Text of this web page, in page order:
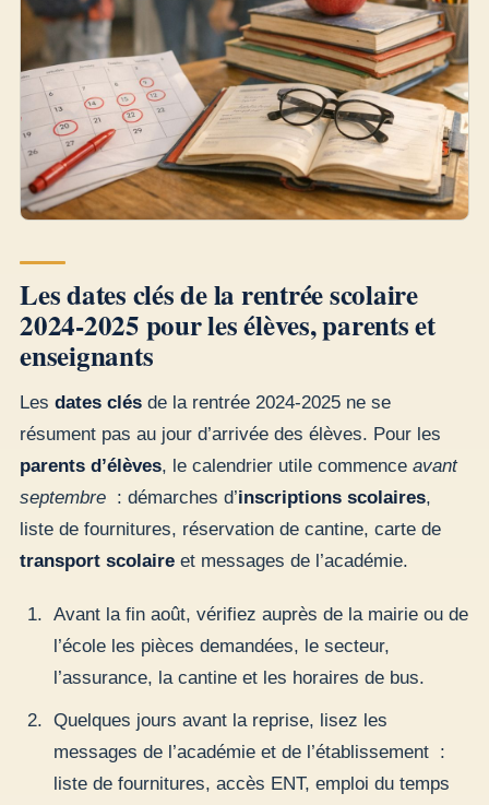
Les dates clés de la rentrée scolaire
2024-2025 pour les élèves, parents et
enseignants
Les dates clés de la rentrée 2024-2025 ne se
résument pas au jour d’arrivée des élèves. Pour les
parents d’élèves, le calendrier utile commence avant
septembre : démarches d’inscriptions scolaires,
liste de fournitures, réservation de cantine, carte de
transport scolaire et messages de l’académie.
Avant la fin août, vérifiez auprès de la mairie ou de
l’école les pièces demandées, le secteur,
l’assurance, la cantine et les horaires de bus.
Quelques jours avant la reprise, lisez les
messages de l’académie et de l’établissement :
liste de fournitures, accès ENT, emploi du temps